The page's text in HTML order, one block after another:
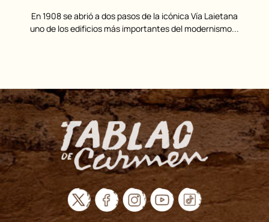
En 1908 se abrió a dos pasos de la icónica Vía Laietana
uno de los edificios más importantes del modernismo...